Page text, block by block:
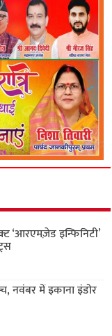
‘आरएमज़ेड इन्फिनिटी’
नवंबर में इकाना इंडोर